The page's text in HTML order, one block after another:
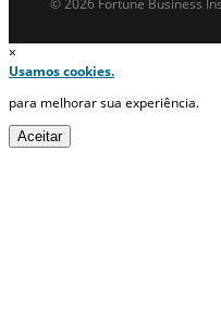
© 2026 Fortune Business
×
Usamos cookies.
para melhorar sua experiência.
Aceitar